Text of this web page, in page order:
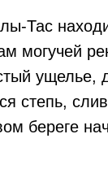
Тас
могучей
ущелье,
степь,
береге